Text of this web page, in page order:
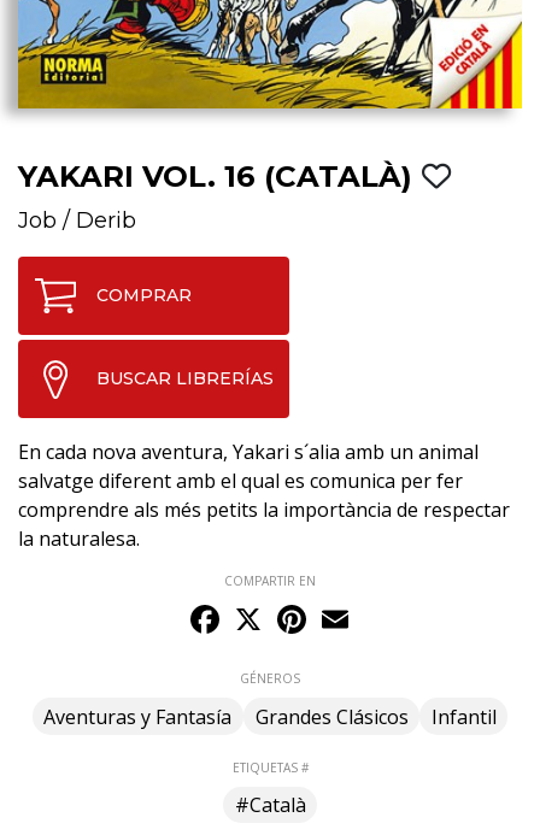
YAKARI VOL. 16 (CATALÀ)
Job / Derib
COMPRAR
BUSCAR LIBRERÍAS
En cada nova aventura, Yakari s´alia amb un animal
salvatge diferent amb el qual es comunica per fer
comprendre als més petits la importància de respectar
la naturalesa.
COMPARTIR EN
Facebook
X Pinterest
GÉNEROS
Aventuras y Fantasía Grandes Clásicos Infantil
ETIQUETAS #
#Català